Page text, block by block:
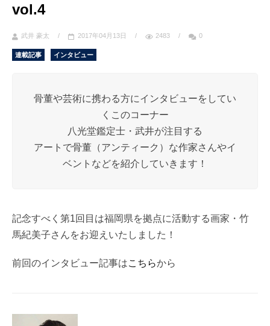
vol.4
武井 豪太 / 2017年04月13日 / 2483 / 0
連載記事 インタビュー
骨董や芸術に携わる方にインタビューをしてい
くこのコーナー
八光堂鑑定士・武井が注目する
アートで骨董（アンティーク）な作家さんやイ
ベントなどを紹介していきます！
記念すべく第1回目は福岡県を拠点に活動する画家・竹
馬紀美子さんをお迎えいたしました！
前回のインタビュー記事はこちらから